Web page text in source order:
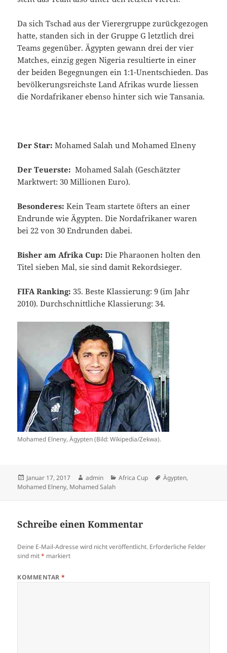
Da sich Tschad aus der Vierergruppe zurückgezogen
hatte, standen sich in der Gruppe G letztlich drei
Teams gegenüber. Ägypten gewann drei der vier
Matches, einzig gegen Nigeria resultierte in einer
der beiden Begegnungen ein 1:1-Unentschieden. Das
bevölkerungsreichste Land Afrikas wurde liessen
die Nordafrikaner ebenso hinter sich wie Tansania.
Der Star: Mohamed Salah und Mohamed Elneny
Der Teuerste: Mohamed Salah (Geschätzter
Marktwert: 30 Millionen Euro).
Besonderes: Kein Team startete öfters an einer
Endrunde wie Ägypten. Die Nordafrikaner waren
bei 22 von 30 Endrunden dabei.
Bisher am Afrika Cup: Die Pharaonen holten den
Titel sieben Mal, sie sind damit Rekordsieger.
FIFA Ranking: 35. Beste Klassierung: 9 (im Jahr
2010). Durchschnittliche Klassierung: 34.
Mohamed Elneny, Ägypten (Bild: Wikipedia/Zekwa).
Veröffentlicht
am
Januar 17, 2017 Autor
admin Kategorien
Africa Cup Schlagwörter
Ägypten,
Mohamed Elneny, Mohamed Salah
Schreibe einen Kommentar
Deine E-Mail-Adresse wird nicht veröffentlicht. Erforderliche Felder
sind mit* markiert
KOMMENTAR*